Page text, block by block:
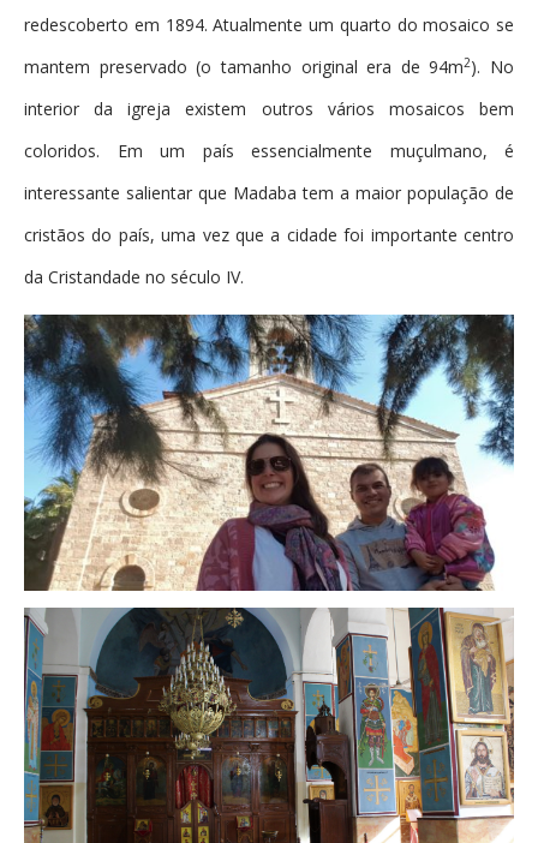
redescoberto em 1894. Atualmente um quarto do mosaico se
mantem preservado (o tamanho original era de 94m2). No
interior da igreja existem outros vários mosaicos bem
coloridos. Em um país essencialmente muçulmano, é
interessante salientar que Madaba tem a maior população de
cristãos do país, uma vez que a cidade foi importante centro
da Cristandade no século IV.